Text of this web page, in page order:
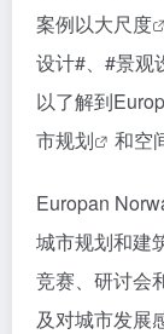
案例以大尺度
设计#、 #景观
以了解到
市规划
和空
Europan
城市规划和建
竞赛、研讨会
及对城市发展